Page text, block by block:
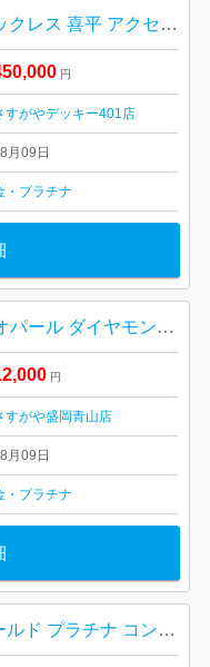
K18 (18金) ネックレス 喜平 アクセサリー 貴金属
円
すがやデッキー401店
月09日
・プラチナ
Pt850 リング オパール ダイヤモンド ジュエリー アクセサリー
円
すがや盛岡青山店
月09日
・プラチナ
K18 Pt850 ゴールド プラチナ コンビネックレス